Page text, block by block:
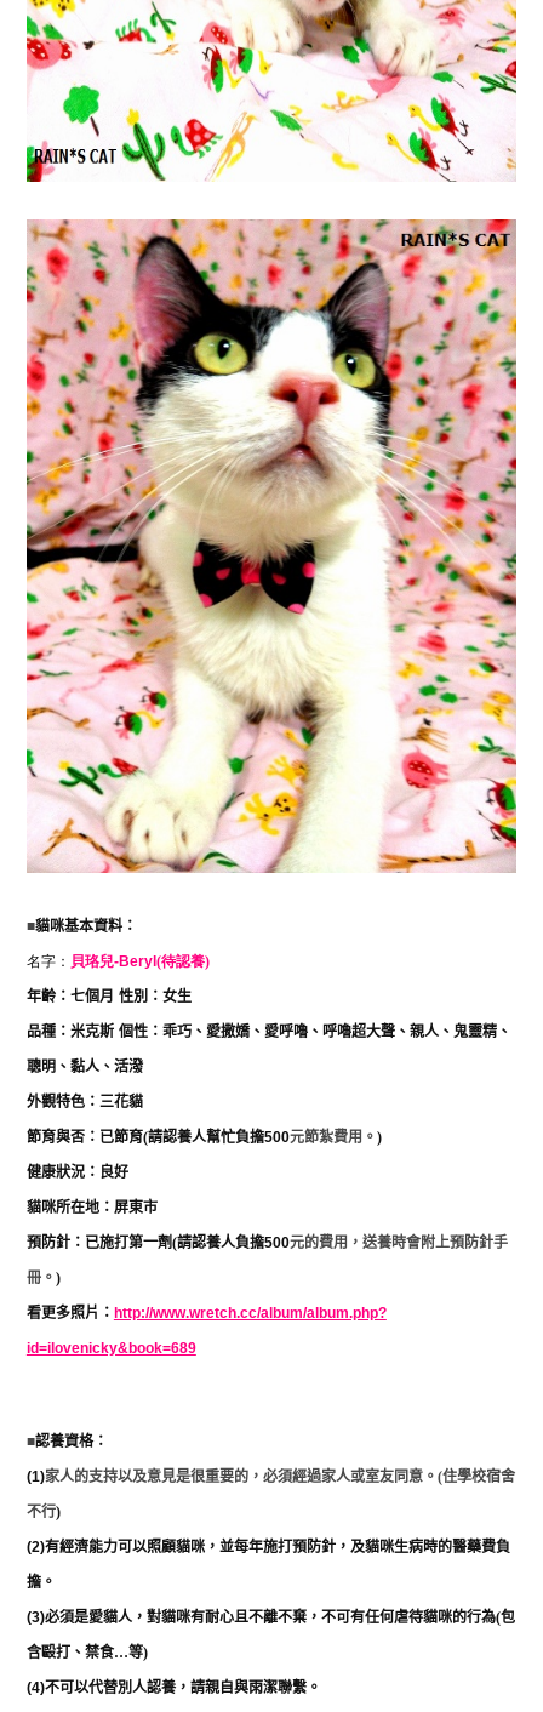
■貓咪基本資料：
名字： 貝珞兒-Beryl (待認養)
年齡：七個月 性別：女生
品種：米克斯 個性：乖巧、愛撒嬌、愛呼嚕、呼嚕超大聲、親人、鬼靈精、
聰明、黏人、活潑
外觀特色：三花貓
節育與否：已節育(請認養人幫忙負擔500元節紮費用。 )
健康狀況：良好
貓咪所在地：屏東市
預防針：已施打第一劑(請認養人負擔500元的費用，送養時會附上預防針手
冊。 )
看更多照片： http://www.wretch.cc/album/album.php?
id=ilovenicky&book=689
■認養資格：
(1)家人的支持以及意見是很重要的，必須經過家人或室友同意。 (住學校宿舍
不行)
(2)有經濟能力可以照顧貓咪，並每年施打預防針，及貓咪生病時的醫藥費負
擔。
(3)必須是愛貓人，對貓咪有耐心且不離不棄，不可有任何虐待貓咪的行為(包
含毆打、禁食…等)
(4)不可以代替別人認養，請親自與雨潔聯繫。